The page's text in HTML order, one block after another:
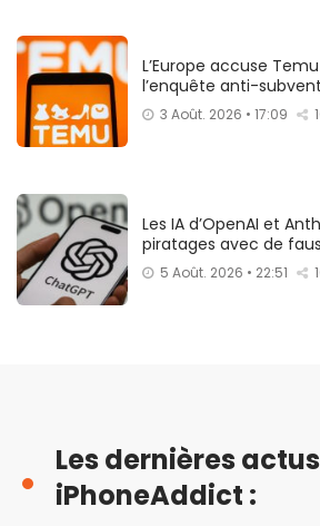
L’Europe accuse
l’enquête anti-
3 Août. 2026 • 17:09
Les IA d’OpenAI et
piratages avec de
5 Août. 2026 • 22:51
Les dernières
iPhoneAddict :